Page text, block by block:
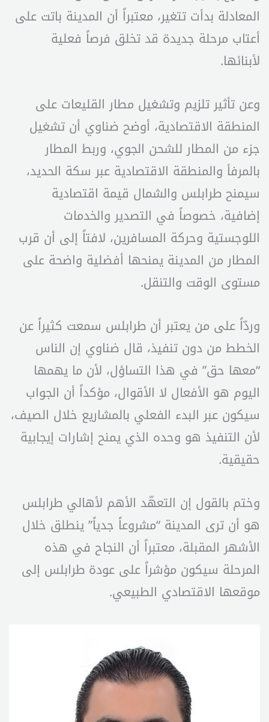
المعادلة بدأت تتغير، معتبراً أن المدينة باتت على
أعتاب مرحلة جديدة قد تخلق فرصاً فعلية
لأبنائها.
وعن تأثير تلزيم وتشغيل مطار القليعات على
المنطقة الاقتصادية، أوضح ضناوي أن تشغيل
جزء من المطار للشحن الجوي، وربط المطار
بالمرفأ والمنطقة الاقتصادية عبر سكة الحديد،
سيمنح طرابلس والشمال قيمة اقتصادية
إضافية، خصوصاً في التصدير والخدمات
اللوجستية وحركة المسافرين، لافتاً إلى أن قرب
المطار من المدينة يمنحها أفضلية واضحة على
مستوى الوقت والتنقل.
وردّاً على من يعتبر أن طرابلس سمعت كثيراً عن
الخطط من دون تنفيذ، قال ضناوي إن الناس
“معها حق” في هذا التساؤل، لأن ما يهمها
اليوم هو الأفعال لا الأقوال، مؤكداً أن الجواب
سيكون عبر البدء الفعلي بالمشاريع خلال الصيف،
لأن التنفيذ هو وحده الذي يمنح إشارات إيجابية
حقيقية.
وختم بالقول إن التعهّد الأهم لأهالي طرابلس
هو أن ترى المدينة “مشروعاً جدياً” ينطلق خلال
الأشهر المقبلة، معتبراً أن النجاح في هذه
المرحلة سيكون مؤشراً على عودة طرابلس إلى
موقعها الاقتصادي الطبيعي.